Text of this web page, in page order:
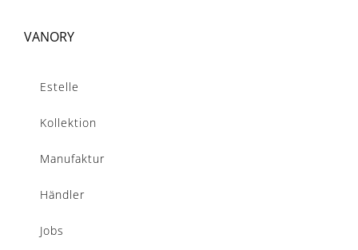
VANORY
Estelle
Kollektion
Manufaktur
Händler
Jobs